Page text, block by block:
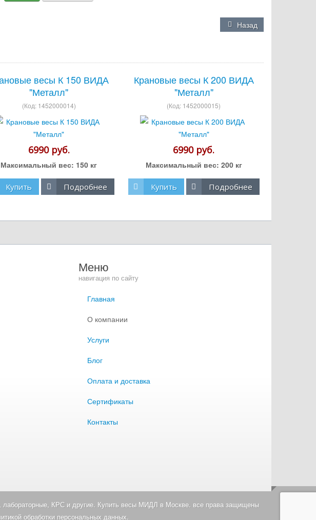
Назад
весы К 150 ВИДА
"Металл"
(Код: 1452000014)
6990 руб.
Максимальный вес: 150 кг
Купить Подробнее
Крановые весы К 200 ВИДА
"Металл"
(Код: 1452000015)
6990 руб.
Максимальный вес: 200 кг
Купить Подробнее
Меню
навигация по сайту
Главная
О компании
Услуги
Блог
Оплата и доставка
Сертификаты
Контакты
КРС и другие. Купить весы МИДЛ в Москве. все права защищены
обработки персональных данных.